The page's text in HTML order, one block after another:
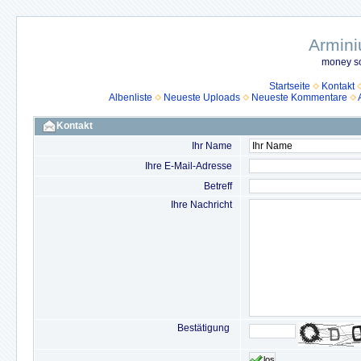
money
Startseite
Kontakt
Albenliste
Neueste Uploads Neueste Kommentare
Kontakt
Ihr Name
Ihre E-Mail-Adresse
Betreff
Ihre Nachricht
Bestätigung